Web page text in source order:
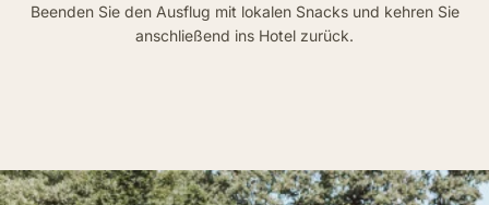
Beenden Sie den Ausflug mit lokalen Snacks und kehren Sie
anschließend ins Hotel zurück.